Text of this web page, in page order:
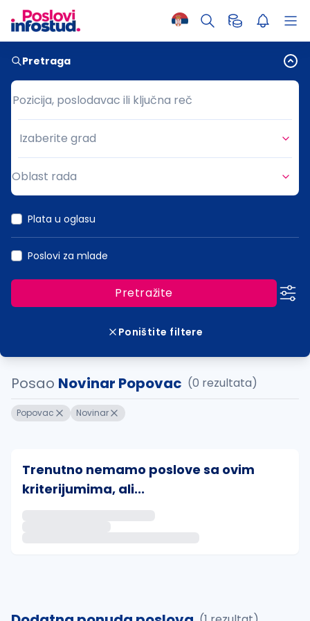
Pretraga
Pozicija, poslodavac ili ključna reč
Pozicija, poslodavac ili ključna reč
Grad
Izaberite grad
Oblast rada
Plata u oglasu
Poslovi za mlade
Pretražite
Poništite filtere
Posao Novinar Popovac (0 rezultata)
Popovac Novinar
Trenutno nemamo poslove sa ovim
kriterijumima, ali...